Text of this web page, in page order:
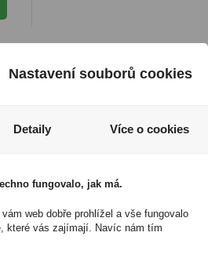
místa ZDARMA
Don Pealo
O společnosti
Nastavení souborů cookies
Detaily Více o cookies
fungovalo, jak má.
web dobře prohlížel a vše fungovalo
které vás zajímají. Navíc nám tím